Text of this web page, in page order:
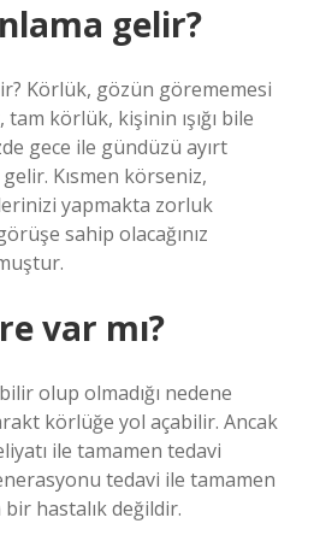
gelir?
Körlük, gözün görememesi
körlük, kişinin ışığı bile
gece ile gündüzü ayırt
Kısmen körseniz,
yapmakta zorluk
sahip olacağınız
var mı?
olup olmadığı nedene
körlüğe yol açabilir. Ancak
ile tamamen tedavi
tedavi ile tamamen
hastalık değildir.